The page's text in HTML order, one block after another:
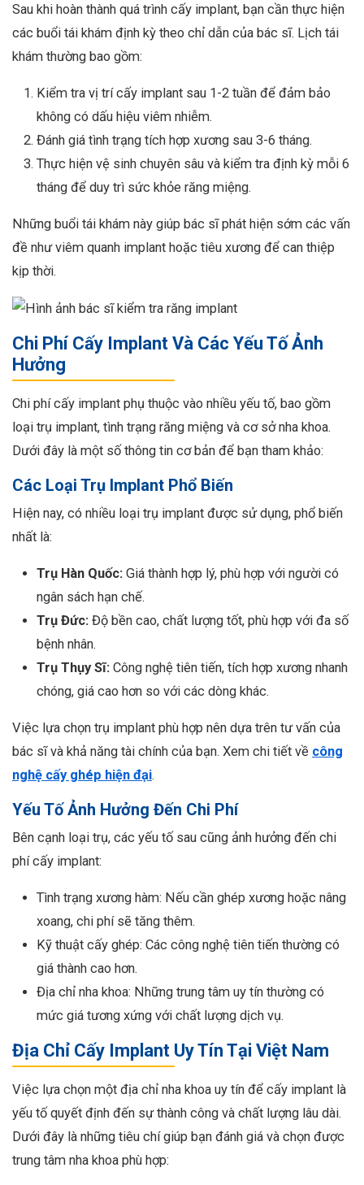
Sau khi hoàn thành quá trình cấy implant, bạn cần thực hiện
các buổi tái khám định kỳ theo chỉ dẫn của bác sĩ. Lịch tái
khám thường bao gồm:
Kiểm tra vị trí cấy implant sau 1-2 tuần để đảm bảo
không có dấu hiệu viêm nhiễm.
Đánh giá tình trạng tích hợp xương sau 3-6 tháng.
Thực hiện vệ sinh chuyên sâu và kiểm tra định kỳ mỗi 6
tháng để duy trì sức khỏe răng miệng.
Những buổi tái khám này giúp bác sĩ phát hiện sớm các vấn
đề như viêm quanh implant hoặc tiêu xương để can thiệp
kịp thời.
Chi Phí Cấy Implant Và Các Yếu Tố Ảnh
Hưởng
Chi phí cấy implant phụ thuộc vào nhiều yếu tố, bao gồm
loại trụ implant, tình trạng răng miệng và cơ sở nha khoa.
Dưới đây là một số thông tin cơ bản để bạn tham khảo:
Các Loại Trụ Implant Phổ Biến
Hiện nay, có nhiều loại trụ implant được sử dụng, phổ biến
nhất là:
Trụ Hàn Quốc: Giá thành hợp lý, phù hợp với người có
ngân sách hạn chế.
Trụ Đức: Độ bền cao, chất lượng tốt, phù hợp với đa số
bệnh nhân.
Trụ Thụy Sĩ: Công nghệ tiên tiến, tích hợp xương nhanh
chóng, giá cao hơn so với các dòng khác.
Việc lựa chọn trụ implant phù hợp nên dựa trên tư vấn của
bác sĩ và khả năng tài chính của bạn. Xem chi tiết về công
nghệ cấy ghép hiện đại.
Yếu Tố Ảnh Hưởng Đến Chi Phí
Bên cạnh loại trụ, các yếu tố sau cũng ảnh hưởng đến chi
phí cấy implant:
Tình trạng xương hàm: Nếu cần ghép xương hoặc nâng
xoang, chi phí sẽ tăng thêm.
Kỹ thuật cấy ghép: Các công nghệ tiên tiến thường có
giá thành cao hơn.
Địa chỉ nha khoa: Những trung tâm uy tín thường có
mức giá tương xứng với chất lượng dịch vụ.
Địa Chỉ Cấy Implant Uy Tín Tại Việt Nam
Việc lựa chọn một địa chỉ nha khoa uy tín để cấy implant là
yếu tố quyết định đến sự thành công và chất lượng lâu dài.
Dưới đây là những tiêu chí giúp bạn đánh giá và chọn được
trung tâm nha khoa phù hợp: